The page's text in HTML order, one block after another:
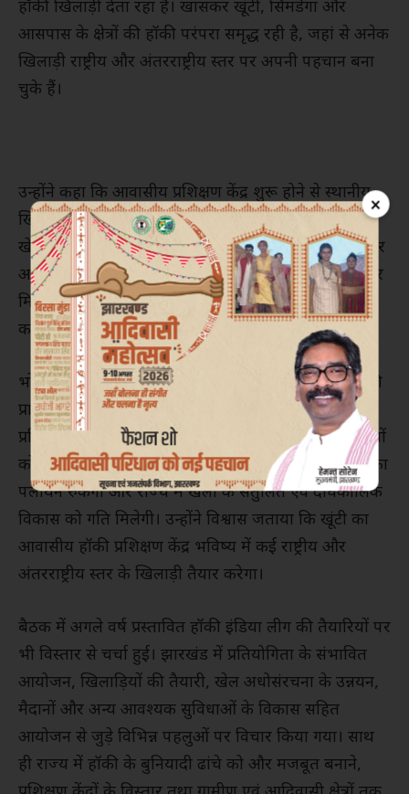
×
हॉकी खिलाड़ी देता रहा है। खासकर खूंटी, सिमडेगा और
आसपास के क्षेत्रों की हॉकी परंपरा समृद्ध रही है, जहां से अनेक
खिलाड़ी राष्ट्रीय और अंतरराष्ट्रीय स्तर पर अपनी पहचान बना
चुके हैं।
उन्होंने कहा कि आवासीय प्रशिक्षण केंद्र शुरू होने से स्थानीय
खिलाड़ियों को आधुनिक प्रशिक्षण, वैज्ञानिक कोचिंग, बेहतर
खेल सुविधाएं और प्रतिस्पर्धी माहौल मिलेगा। इससे ग्रामीण और
आदिवासी क्षेत्रों की प्रतिभाओं को आगे बढ़ने का बेहतर अवसर
मिलेगा और वे राष्ट्रीय एवं अंतरराष्ट्रीय स्तर पर राज्य और देश
का नाम रोशन कर सकेंगी।
भोलानाथ सिंह ने कहा कि जिन जिलों में किसी विशेष खेल की
प्राकृतिक प्रतिभा अधिक है, वहां उसी खेल के लिए विशेष
प्रशिक्षण केंद्र स्थापित करना दूरदर्शी पहल है। इससे खिलाड़ियों
को अपने ही क्षेत्र में गुणवत्तापूर्ण प्रशिक्षण मिलेगा, प्रतिभाओं का
पलायन रुकेगा और राज्य में खेलों के संतुलित एवं दीर्घकालिक
विकास को गति मिलेगी। उन्होंने विश्वास जताया कि खूंटी का
आवासीय हॉकी प्रशिक्षण केंद्र भविष्य में कई राष्ट्रीय और
अंतरराष्ट्रीय स्तर के खिलाड़ी तैयार करेगा।
बैठक में अगले वर्ष प्रस्तावित हॉकी इंडिया लीग की तैयारियों पर
भी विस्तार से चर्चा हुई। झारखंड में प्रतियोगिता के संभावित
आयोजन, खिलाड़ियों की तैयारी, खेल अधोसंरचना के उन्नयन,
मैदानों और अन्य आवश्यक सुविधाओं के विकास सहित
आयोजन से जुड़े विभिन्न पहलुओं पर विचार किया गया। साथ
ही राज्य में हॉकी के बुनियादी ढांचे को और मजबूत बनाने,